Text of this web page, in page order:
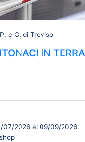
e C. di Treviso
IN
07/2026 al 09/09/2026